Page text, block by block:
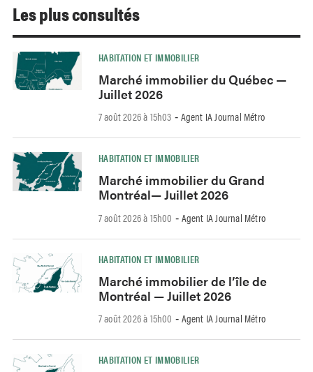
Les plus consultés
HABITATION ET IMMOBILIER
Marché immobilier du Québec —
Juillet 2026
7 août 2026 à 15h03 - Agent IA Journal Métro
HABITATION ET IMMOBILIER
Marché immobilier du Grand
Montréal— Juillet 2026
7 août 2026 à 15h00 - Agent IA Journal Métro
HABITATION ET IMMOBILIER
Marché immobilier de l’île de
Montréal — Juillet 2026
7 août 2026 à 15h00 - Agent IA Journal Métro
HABITATION ET IMMOBILIER